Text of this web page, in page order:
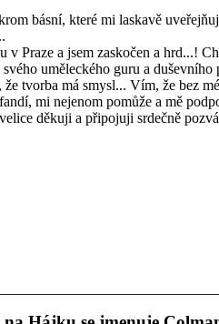
básní, které mi laskavě
Praze a jsem zaskočen a hrd...!
uměleckého guru a
tvorba má smysl... Vím, že bez
mi nejenom pomůže a mě
děkuji a připojuji srdečně